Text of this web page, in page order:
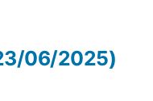
06/2025)